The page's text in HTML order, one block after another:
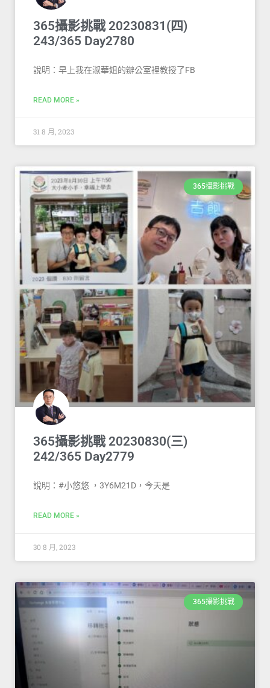
365攝影挑戰 20230831(四)
243/365 Day2780
說明：早上我在淑華姐的辦公室裡教授了FB
READ MORE »
31 8 月, 2023
365攝影挑戰
365攝影挑戰 20230830(三)
242/365 Day2779
說明：#小悠悠 ，3Y6M21D，今天是
READ MORE »
30 8 月, 2023
365攝影挑戰